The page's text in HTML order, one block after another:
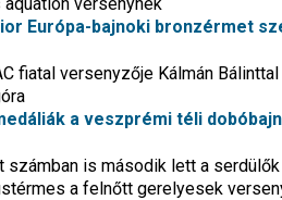
Európa-bajnoki bronzérmet
fiatal versenyzője Kálmán
a veszprémi téli
számban is második lett a
a felnőtt gerelyesek